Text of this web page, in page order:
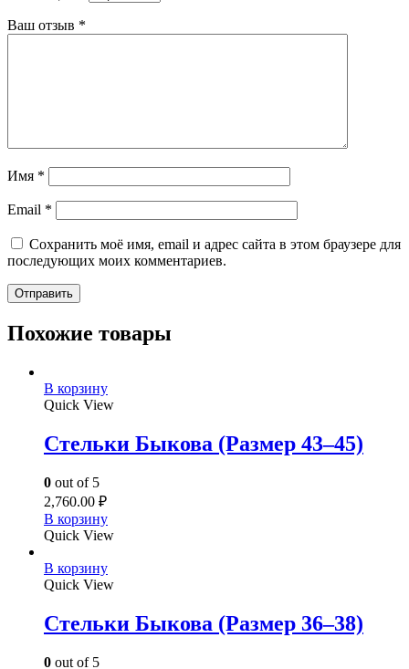
Ваш отзыв *
Имя *
Email *
Сохранить моё имя, email и адрес сайта в этом браузере для
последующих моих комментариев.
Похожие товары
В корзину
Quick View
Стельки Быкова (Размер 43–45)
0 out of 5
2,760.00 ₽
В корзину
Quick View
В корзину
Quick View
Стельки Быкова (Размер 36–38)
0 out of 5